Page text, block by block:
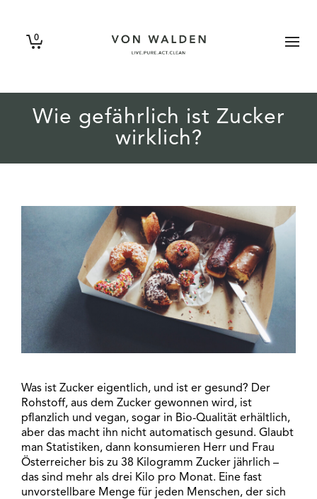
0
Wie gefährlich ist Zucker
wirklich?
Was ist Zucker eigentlich, und ist er gesund? Der
Rohstoff, aus dem Zucker gewonnen wird, ist
pflanzlich und vegan, sogar in Bio-Qualität erhältlich,
aber das macht ihn nicht automatisch gesund. Glaubt
man Statistiken, dann konsumieren Herr und Frau
Österreicher bis zu 38 Kilogramm Zucker jährlich –
das sind mehr als drei Kilo pro Monat. Eine fast
unvorstellbare Menge für jeden Menschen, der sich